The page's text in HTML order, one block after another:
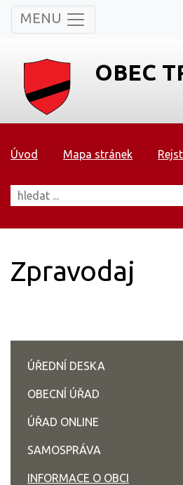
MENU
OBEC
Úvod Mapa stránek
Zpravodaj
ÚŘEDNÍ DESKA
OBECNÍ ÚŘAD
ÚŘAD ONLINE
SAMOSPRÁVA
INFORMACE O OBCI